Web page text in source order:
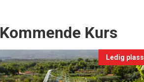
Events
Kommende Kurs
Ledig plass